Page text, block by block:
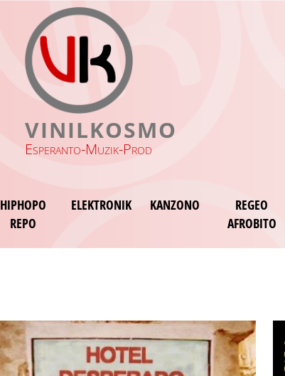
VINILKOSMO
Esperanto-Muzik-Prod
HIPHOPO
REPO
ELEKTRONIK KANZONO
REGEO
AFROBITO